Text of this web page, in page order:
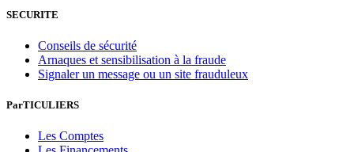
SECURITE
Conseils de sécurité
Arnaques et sensibilisation à la fraude
Signaler un message ou un site frauduleux
ParTICULIERS
Les Comptes